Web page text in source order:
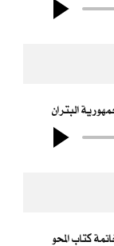
البتران
كتاب المحو